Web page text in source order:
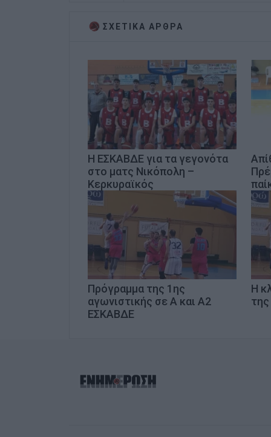
ΣΧΕΤΙΚA AΡΘΡΑ
Η ΕΣΚΑΒΔΕ για τα γεγονότα
στο ματς Νικόπολη –
Κερκυραϊκός
Πρόγραμμα της 1ης
αγωνιστικής σε Α και Α2
ΕΣΚΑΒΔΕ
Η